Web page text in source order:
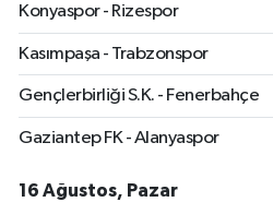
Konyaspor - Rizespor
Kasımpaşa - Trabzonspor
Gençlerbirliği S.K. - Fenerbahçe
Gaziantep FK - Alanyaspor
16 Ağustos, Pazar